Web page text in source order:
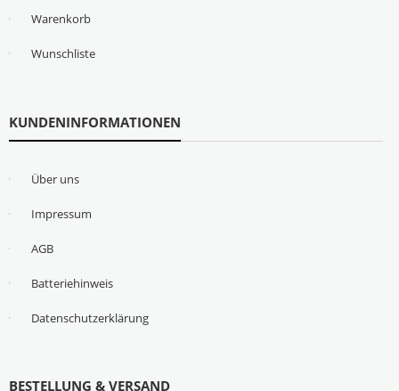
Warenkorb
Wunschliste
KUNDENINFORMATIONEN
Über uns
Impressum
AGB
Batteriehinweis
Datenschutzerklärung
BESTELLUNG & VERSAND